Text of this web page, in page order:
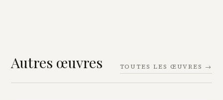
Autres œuvres TOUTES LES ŒUVRES →